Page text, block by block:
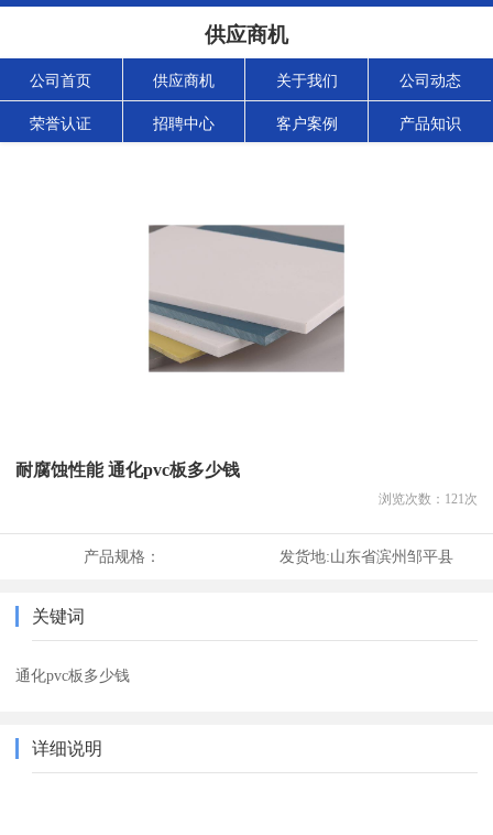
供应商机
公司首页 供应商机 关于我们 公司动态
荣誉认证 招聘中心 客户案例 产品知识
耐腐蚀性能 通化pvc板多少钱
浏览次数： 121次
产品规格： 发货地:山东省滨州邹平县
关键词
通化pvc板多少钱
详细说明